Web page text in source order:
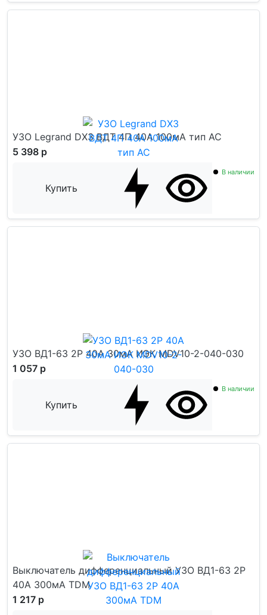
УЗО Legrand DX3 ВДТ 4П 40А 100мА тип AC
5 398 р
Купить
В наличии
УЗО ВД1-63 2Р 40А 30мА ИЭК MDV10-2-040-030
1 057 р
Купить
В наличии
Выключатель дифференциальный УЗО ВД1-63 2Р
40А 300мА TDM
1 217 р